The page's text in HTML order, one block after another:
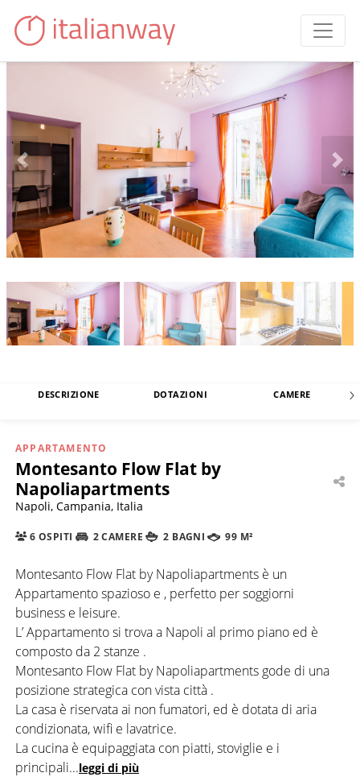
DESCRIZIONE DOTAZIONI CAMERE
APPARTAMENTO
Montesanto Flow Flat by
Napoliapartments
Napoli, Campania, Italia
6 OSPITI 2 CAMERE 2 BAGNI 99 M²
Montesanto Flow Flat by Napoliapartments è un
Appartamento spazioso e , perfetto per soggiorni
business e leisure.
L’ Appartamento si trova a Napoli al primo piano ed è
composto da 2 stanze .
Montesanto Flow Flat by Napoliapartments gode di una
posizione strategica con vista città .
La casa è riservata ai non fumatori, ed è dotata di aria
condizionata, wifi e lavatrice.
La cucina è equipaggiata con piatti, stoviglie e i
principali...leggi di più